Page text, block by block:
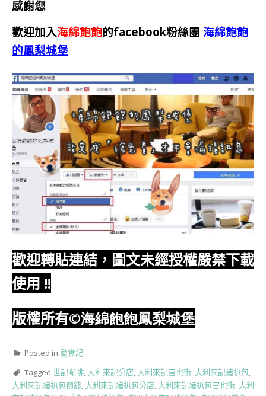
感謝您
歡迎加入海綿飽飽的facebook粉絲團 海綿飽飽
的鳳梨城堡
歡迎轉貼連結，圖文未經授權嚴禁下載
使用 !!
版權所有©海綿飽飽鳳梨城堡
Posted in 愛食記
Tagged 世記咖啡,大利來記分店,大利來記官也街,大利來記豬扒包,
大利來記豬扒包價錢,大利來記豬扒包分店,大利來記豬扒包官也街,大利